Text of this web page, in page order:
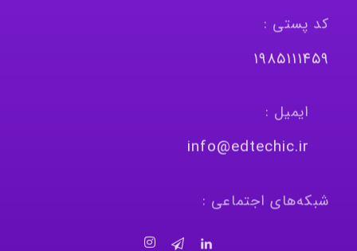
کد پستی :
١٩٨٥١١١٤٥٩
ایمیل :
info@edtechic.ir
شبکه‌های اجتماعی :